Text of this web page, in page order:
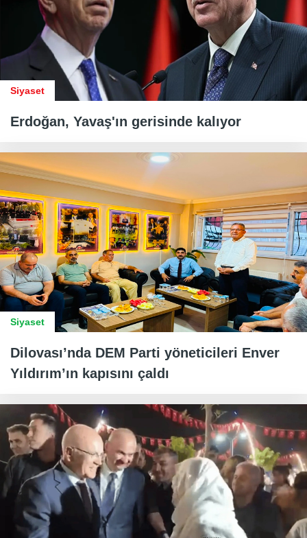
Siyaset
Erdoğan, Yavaş'ın gerisinde kalıyor
Siyaset
Dilovası’nda DEM Parti yöneticileri Enver
Yıldırım’ın kapısını çaldı